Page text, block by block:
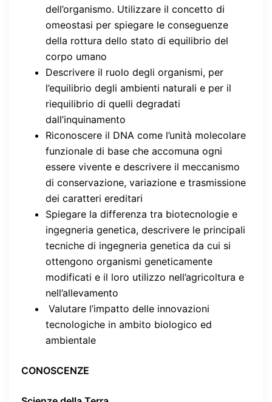
dell’organismo. Utilizzare il concetto di
omeostasi per spiegare le conseguenze
della rottura dello stato di equilibrio del
corpo umano
Descrivere il ruolo degli organismi, per
l’equilibrio degli ambienti naturali e per il
riequilibrio di quelli degradati
dall’inquinamento
Riconoscere il DNA come l’unità molecolare
funzionale di base che accomuna ogni
essere vivente e descrivere il meccanismo
di conservazione, variazione e trasmissione
dei caratteri ereditari
Spiegare la differenza tra biotecnologie e
ingegneria genetica, descrivere le principali
tecniche di ingegneria genetica da cui si
ottengono organismi geneticamente
modificati e il loro utilizzo nell’agricoltura e
nell’allevamento
Valutare l’impatto delle innovazioni
tecnologiche in ambito biologico ed
ambientale
CONOSCENZE